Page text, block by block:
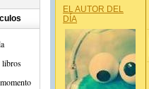
libros
EL AUTOR DEL
DÍA